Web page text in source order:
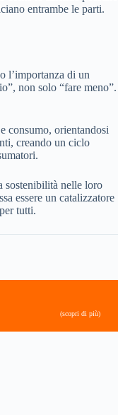
entrambe le parti.
l’importanza di un
non solo “fare meno”.
consumo, orientandosi
creando un ciclo
sostenibilità nelle loro
essere un catalizzatore
tutti.
(scopri di più)